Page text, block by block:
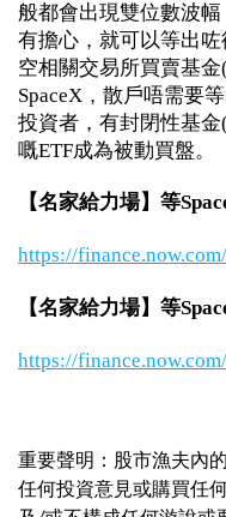
般都會出現雙位數波
有擔心，就可以等出
空相關交易所買賣基
SpaceX，散戶唔需要
投資者，有封閉性基金
嘅ETF成為被動買盤。
【名家給力場】等
https://
【名家給力場】等
https://
重要聲明：股市漁夫內
任何投資意見或購買任